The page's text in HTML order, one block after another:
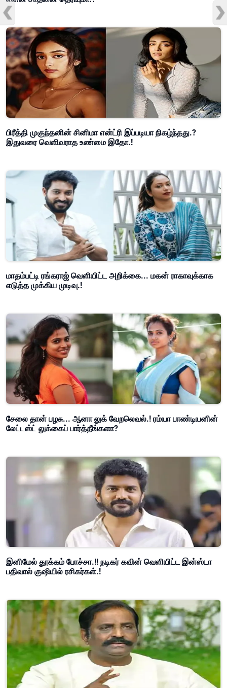
பிரீத்தி முகுந்தனின் சினிமா என்ட்ரி இப்படியா நிகழ்ந்தது.?
இதுவரை வெளிவராத உண்மை இதோ.!
மாதம்பட்டி ரங்கராஜ் வெளியிட்ட அறிக்கை... மகன் ராகாவுக்காக
எடுத்த முக்கிய முடிவு.!
சேலை தான் பழசு... ஆனா லுக் வேறலெவல்.! ரம்யா பாண்டியனின்
லேட்டஸ்ட் லுக்கைப் பார்த்தீங்களா?
இனிமேல் தூக்கம் போச்சா.!! நடிகர் கவின் வெளியிட்ட இன்ஸ்டா
பதிவால் குஷியில் ரசிகர்கள்.!